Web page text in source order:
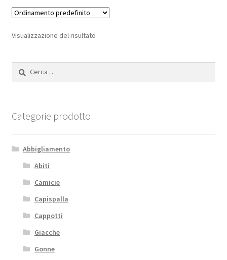
Visualizzazione del risultato
Categorie prodotto
Abbigliamento
Abiti
Camicie
Capispalla
Cappotti
Giacche
Gonne